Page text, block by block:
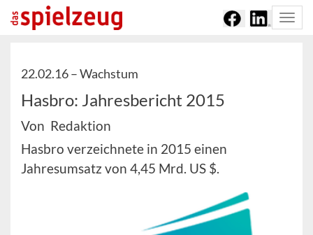
22.02.16 –Wachstum
Hasbro: Jahresbericht 2015
Von Redaktion
Hasbro verzeichnete in 2015 einen
Jahresumsatz von 4,45 Mrd. US $.